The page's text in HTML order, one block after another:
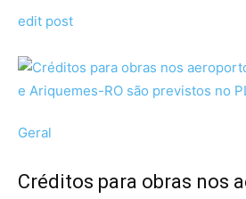
edit post
Geral
Créditos para obras nos